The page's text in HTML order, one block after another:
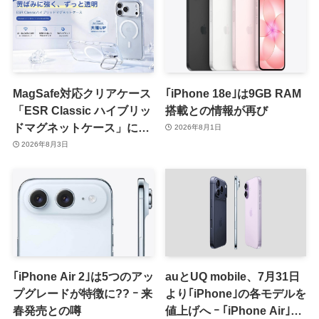
MagSafe対応クリアケース
「ESR Classic ハイブリッ
ドマグネットケース」に黄
ばみへの耐久性を向上させ
2026年8月3日
｢iPhone 18e｣は9GB RAM
搭載との情報が再び
2026年8月1日
｢iPhone Air 2｣は5つのアッ
プグレードが特徴に?? ｰ 来
春発売との噂
auとUQ mobile、7月31日
より｢iPhone｣の各モデルを
値上げへ ｰ ｢iPhone Air｣は